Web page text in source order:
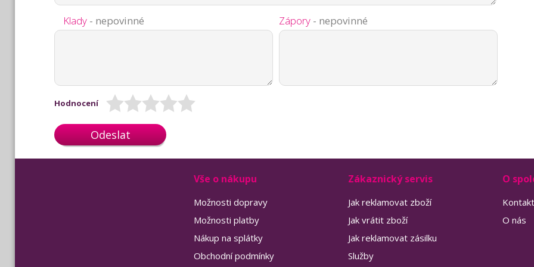
Klady - nepovinné Zápory - nepovinné
Hodnocení
Odeslat
Vše o nákupu
Možnosti dopravy
Možnosti platby
Nákup na splátky
Obchodní podmínky
Zákaznický servis
Jak reklamovat zboží
Jak vrátit zboží
Jak reklamovat zásilku
Služby
O
O nás